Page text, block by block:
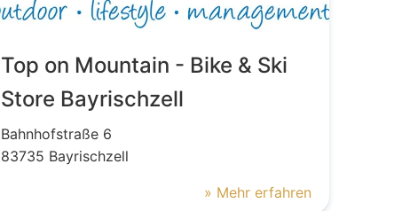
Top on Mountain - Bike & Ski
Store Bayrischzell
Bahnhofstraße 6
83735 Bayrischzell
» Mehr erfahren